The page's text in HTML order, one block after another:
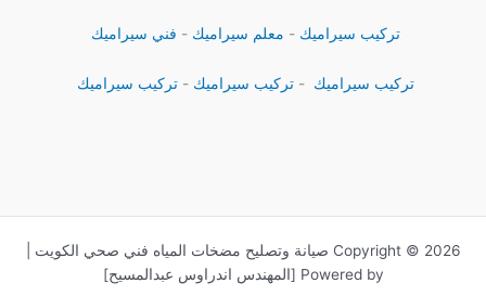
تركيب سيراميك - معلم سيراميك - فني سيراميك
تركيب سيراميك - تركيب سيراميك -تركيب سيراميك
Copyright © 2026 صيانة وتصليح مضخات المياه فني صحي الكويت |
Powered by [المهندس اندراوس عبدالمسيح]